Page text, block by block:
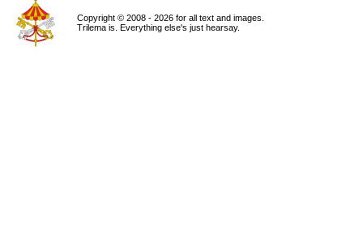
Copyright © 2008 - 2026 for all text and images.
Trilema is. Everything else's just hearsay.